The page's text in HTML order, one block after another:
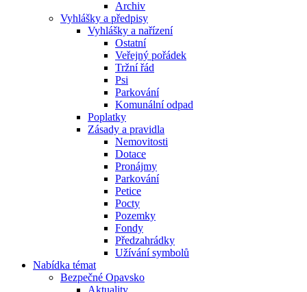
Archiv
Vyhlášky a předpisy
Vyhlášky a nařízení
Ostatní
Veřejný pořádek
Tržní řád
Psi
Parkování
Komunální odpad
Poplatky
Zásady a pravidla
Nemovitosti
Dotace
Pronájmy
Parkování
Petice
Pocty
Pozemky
Fondy
Předzahrádky
Užívání symbolů
Nabídka témat
Bezpečné Opavsko